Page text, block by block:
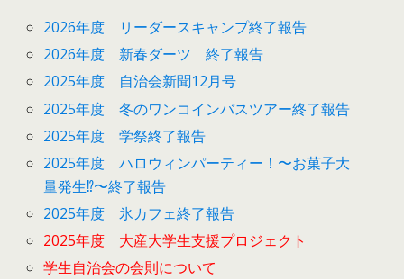
2026年度 リーダースキャンプ終了報告
2026年度 新春ダーツ 終了報告
2025年度 自治会新聞12月号
2025年度 冬のワンコインバスツアー終了報告
2025年度 学祭終了報告
2025年度 ハロウィンパーティー！〜お菓子大
量発生⁉︎〜終了報告
2025年度 氷カフェ終了報告
2025年度 大産大学生支援プロジェクト
学生自治会の会則について